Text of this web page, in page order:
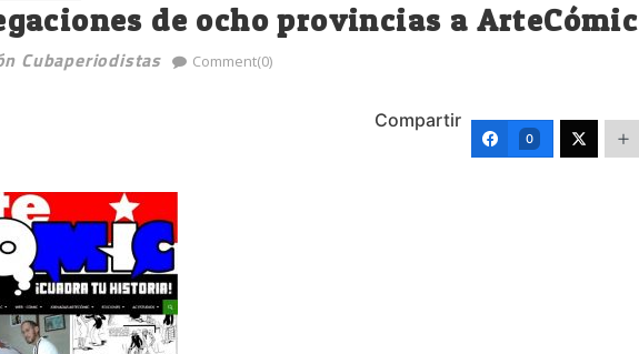
de ocho provincias a ArteCómic
Cubaperiodistas Comment(0)
Compartir
0